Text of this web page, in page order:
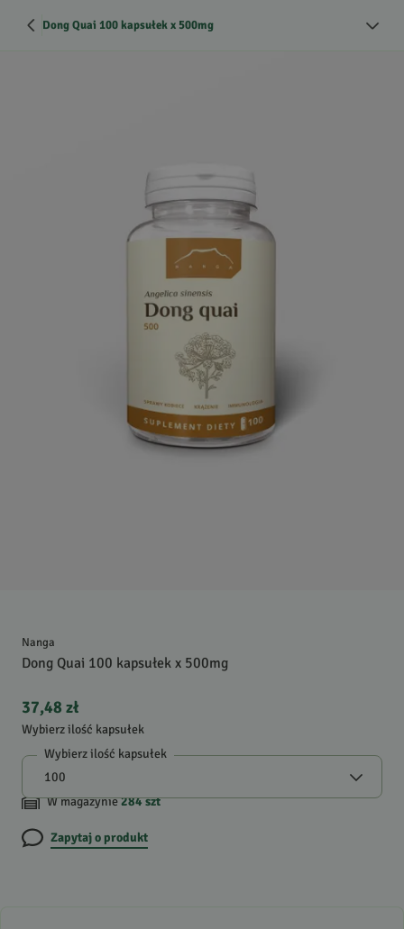
Dong Quai 100 kapsułek x 500mg
Nanga
Dong Quai 100 kapsułek x 500mg
37,48 zł
Wybierz ilość kapsułek
Wybierz ilość kapsułek
W magazynie284szt
Zapytaj o produkt